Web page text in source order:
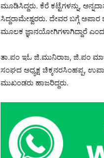
ಮೂಡಿಸಿದ್ದರು. ಕೆರೆ ಕಟ್ಟೆಗಳನ್ನು,
ಸಿದ್ದರಾಮೇಶ್ವರರು. ದೇವರ ಬಗ್ಗೆ
ಮೂಲಕ ಜ್ಞಾನಯೋಗಿಗಳಾಗಿದ್ದಾರೆ
ತಾ.ಪಂ ಇಓ ಜಿ.ಮುನಿರಾಜ, ಜಿ.ಪಂ
ಸಂಘದ ಅಧ್ಯಕ್ಷ ಚಿಕ್ಕನರಸಿಂಹಪ್ಪ,
ಮುಖಂಡರು ಹಾಜರಿದ್ದರು.